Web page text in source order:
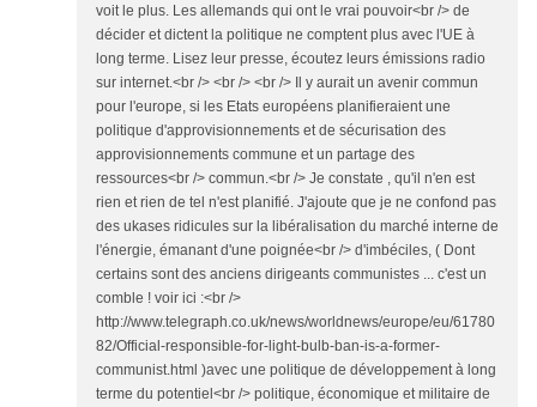
voit le plus. Les allemands qui ont le vrai pouvoir<br /> de
décider et dictent la politique ne comptent plus avec l'UE à
long terme. Lisez leur presse, écoutez leurs émissions radio
sur internet.<br /> <br /> <br /> Il y aurait un avenir commun
pour l'europe, si les Etats européens planifieraient une
politique d'approvisionnements et de sécurisation des
approvisionnements commune et un partage des
ressources<br /> commun.<br /> Je constate , qu'il n'en est
rien et rien de tel n'est planifié. J'ajoute que je ne confond pas
des ukases ridicules sur la libéralisation du marché interne de
l'énergie, émanant d'une poignée<br /> d'imbéciles, ( Dont
certains sont des anciens dirigeants communistes ... c'est un
comble ! voir ici :<br />
http://www.telegraph.co.uk/news/worldnews/europe/eu/61780
82/Official-responsible-for-light-bulb-ban-is-a-former-
communist.html )avec une politique de développement à long
terme du potentiel<br /> politique, économique et militaire de